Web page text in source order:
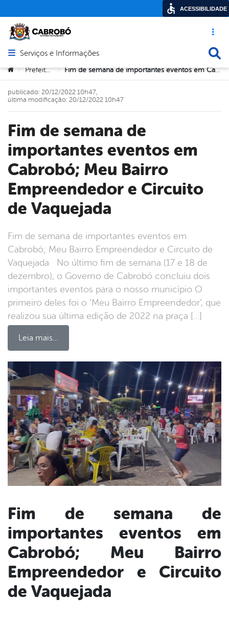
Acesso
Abrir menu principal de navegação
Serviços e Informações
Você está aqui:
> Prefeitura > Fim de semana de importantes eventos em Cabrobó; Meu Bairro Empreendedor e Circuito de Vaquejada
Fim de semana de
importantes eventos em
Cabrobó; Meu Bairro
Empreendedor e Circuito
de Vaquejada
Fim de semana de importantes eventos em
Cabrobó; Meu Bairro Empreendedor e Circuito de
Vaquejada No último fim de semana (17 e 18 de
dezembro), o Governo de Cabrobó concluiu dois
importantes eventos para o nosso município O
primeiro deles foi o ‘Meu Bairro Empreendedor’, que
realizou sua última edição de 2022 na praça […]
Leia mais…
publicado: 20/12/2022 10h47,
última modificação: 20/12/2022 10h47
Fim de semana de
importantes eventos em
Cabrobó; Meu Bairro
Empreendedor e Circuito
de Vaquejada
ACESSIBILIDADE